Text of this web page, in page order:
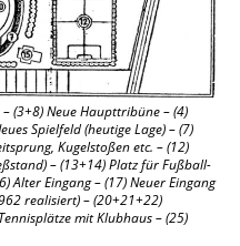
(3+8) Neue Haupttribüne – (4)
Spielfeld (heutige Lage) – (7)
Kugelstoßen etc. – (12)
– (13+14) Platz für Fußball-
Alter Eingang – (17) Neuer Eingang
realisiert) – (20+21+22)
mit Klubhaus – (25)